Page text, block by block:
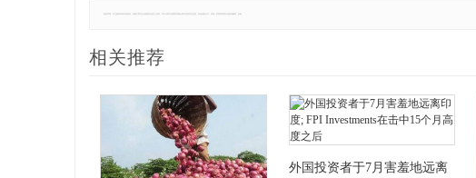
相关推荐
外国投资者于7月害羞地远离